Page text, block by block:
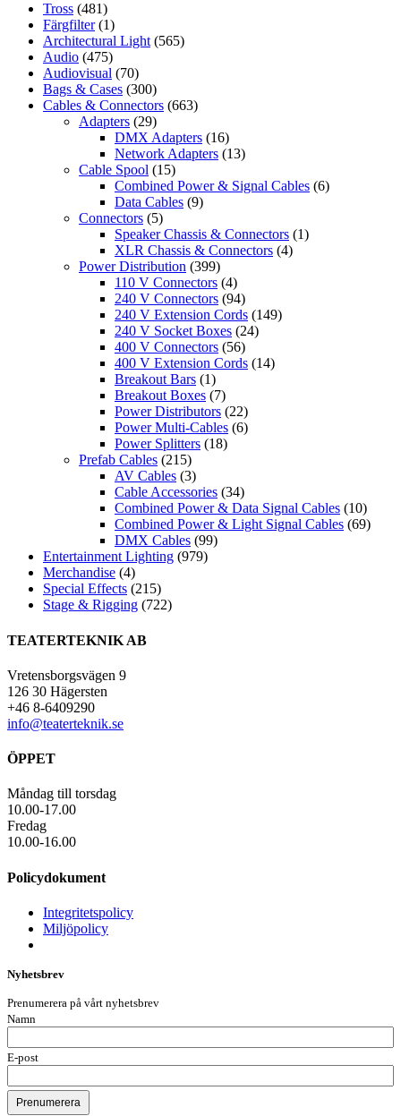
Tross (481)
Färgfilter (1)
Architectural Light (565)
Audio (475)
Audiovisual (70)
Bags & Cases (300)
Cables & Connectors (663)
Adapters (29)
DMX Adapters (16)
Network Adapters (13)
Cable Spool (15)
Combined Power & Signal Cables (6)
Data Cables (9)
Connectors (5)
Speaker Chassis & Connectors (1)
XLR Chassis & Connectors (4)
Power Distribution (399)
110 V Connectors (4)
240 V Connectors (94)
240 V Extension Cords (149)
240 V Socket Boxes (24)
400 V Connectors (56)
400 V Extension Cords (14)
Breakout Bars (1)
Breakout Boxes (7)
Power Distributors (22)
Power Multi-Cables (6)
Power Splitters (18)
Prefab Cables (215)
AV Cables (3)
Cable Accessories (34)
Combined Power & Data Signal Cables (10)
Combined Power & Light Signal Cables (69)
DMX Cables (99)
Entertainment Lighting (979)
Merchandise (4)
Special Effects (215)
Stage & Rigging (722)
TEATERTEKNIK AB
Vretensborgsvägen 9
126 30 Hägersten
+46 8-6409290
info@teaterteknik.se
ÖPPET
Måndag till torsdag
10.00-17.00
Fredag
10.00-16.00
Policydokument
Integritetspolicy
Miljöpolicy
Nyhetsbrev
Prenumerera på vårt nyhetsbrev
Namn
E-post